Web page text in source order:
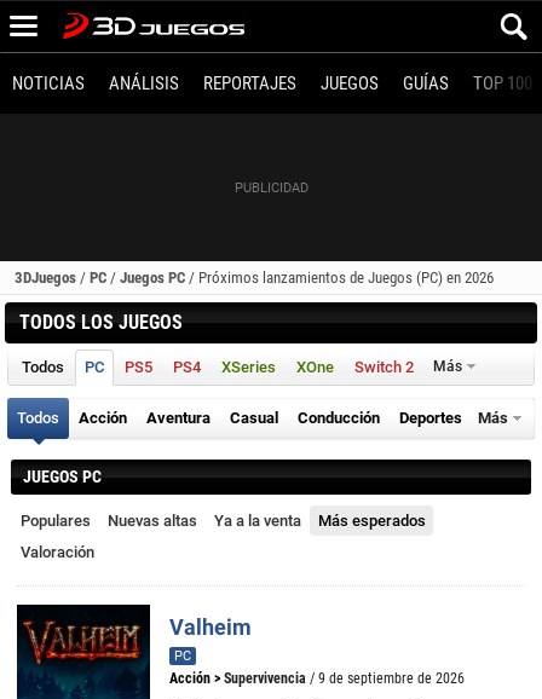
NOTICIAS ANÁLISIS REPORTAJES JUEGOS GUÍAS TOP 100
3DJuegos / PC / Juegos PC / Próximos lanzamientos de Juegos (PC) en 2026
TODOS LOS JUEGOS
Todos PC PS5 PS4 XSeries XOne Switch 2 Más
Todos Acción Aventura Casual Conducción Deportes Más
JUEGOS PC
Populares Nuevas altas Ya a la venta
Más esperados
Valoración
Valheim
PC
Acción > Supervivencia / 9 de septiembre de 2026